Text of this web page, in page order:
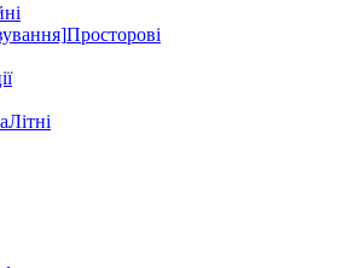
Просторові
Літні